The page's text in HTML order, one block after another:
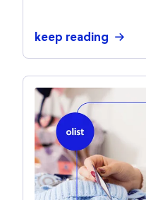
keep reading